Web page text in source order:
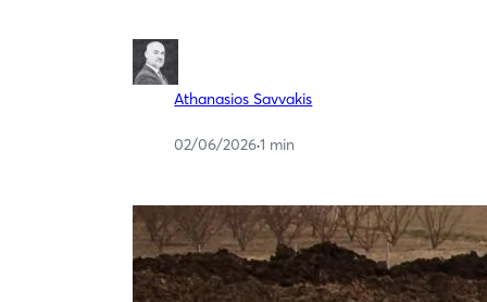
Athanasios Savvakis
02/06/2026·1 min